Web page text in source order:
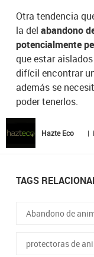
Otra tendencia
la delabandono
potencialmente
que estar
difícil encontrar
además se
poder tenerlos.
Hazte Eco |
TAGS
Abandono de
protectoras de